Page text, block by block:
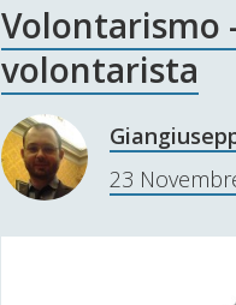
Volontarismo
volontarista
23